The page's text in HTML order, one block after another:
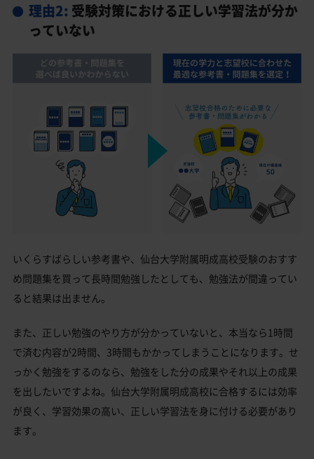
理由2: 受験対策における正しい学習法が分か
っていない
いくらすばらしい参考書や、仙台大学附属明成高校受験のおすす
め問題集を買って長時間勉強したとしても、勉強法が間違ってい
ると結果は出ません。
また、正しい勉強のやり方が分かっていないと、本当なら1時間
で済む内容が2時間、3時間もかかってしまうことになります。せ
っかく勉強をするのなら、勉強をした分の成果やそれ以上の成果
を出したいですよね。仙台大学附属明成高校に合格するには効率
が良く、学習効果の高い、正しい学習法を身に付ける必要があり
ます。